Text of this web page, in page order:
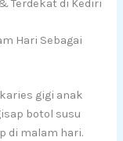
Terdekat di Kediri
Hari Sebagai
gigi anak
botol susu
di malam hari.